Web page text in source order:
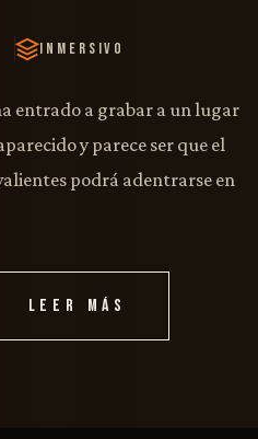
Inmersivo
entrado a grabar a un lugar
y parece ser que el
podrá adentrarse en
LEER MÁS